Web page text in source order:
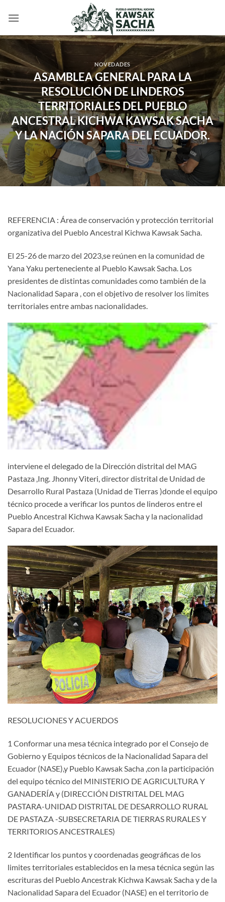
NOVEDADES
ASAMBLEA GENERAL PARA LA
RESOLUCIÓN DE LINDEROS
TERRITORIALES DEL PUEBLO
ANCESTRAL KICHWA KAWSAK SACHA
Y LA NACIÓN SAPARA DEL ECUADOR.
REFERENCIA : Área de conservación y protección territorial
organizativa del Pueblo Ancestral Kichwa Kawsak Sacha.
El 25-26 de marzo del 2023,se reúnen en la comunidad de
Yana Yaku perteneciente al Pueblo Kawsak Sacha. Los
presidentes de distintas comunidades como también de la
Nacionalidad Sapara , con el objetivo de resolver los limites
territoriales entre ambas nacionalidades.
interviene el delegado de la Dirección distrital del MAG
Pastaza ,Ing. Jhonny Viteri, director distrital de Unidad de
Desarrollo Rural Pastaza (Unidad de Tierras )donde el equipo
técnico procede a verificar los puntos de linderos entre el
Pueblo Ancestral Kichwa Kawsak Sacha y la nacionalidad
Sapara del Ecuador.
RESOLUCIONES Y ACUERDOS
1 Conformar una mesa técnica integrado por el Consejo de
Gobierno y Equipos técnicos de la Nacionalidad Sapara del
Ecuador (NASE),y Pueblo Kawsak Sacha ,con la participación
del equipo técnico del MINISTERIO DE AGRICULTURA Y
GANADERÍA y (DIRECCIÓN DISTRITAL DEL MAG
PASTARA-UNIDAD DISTRITAL DE DESARROLLO RURAL
DE PASTAZA -SUBSECRETARIA DE TIERRAS RURALES Y
TERRITORIOS ANCESTRALES)
2 Identificar los puntos y coordenadas geográficas de los
limites territoriales establecidos en la mesa técnica según las
escrituras del Pueblo Ancestrak Kichwa Kawsak Sacha y de la
Nacionalidad Sapara del Ecuador (NASE) en el territorio de